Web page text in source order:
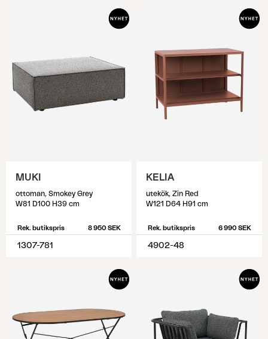
MUKI
ottoman, Smokey Grey
W81 D100 H39 cm
Rek. butikspris 8 950 SEK
1307-781
KELIA
utekök, Zin Red
W121 D64 H91 cm
Rek. butikspris 6 990 SEK
4902-48